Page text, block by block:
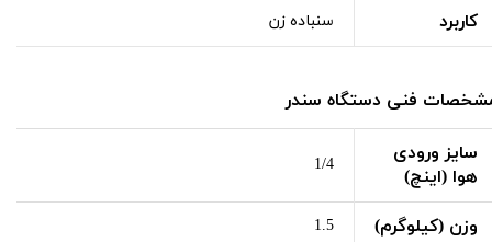
کاربرد سنباده زن
فنی دستگاه سندر
سایز ورودی
هوا (اینچ)
1/4
وزن (کیلوگرم) 1.5